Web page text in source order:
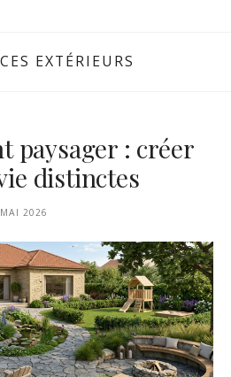
EXTÉRIEURS
paysager : créer
distinctes
2026